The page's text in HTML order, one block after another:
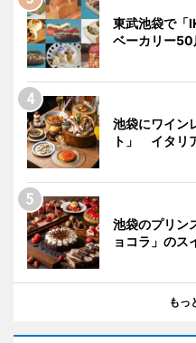
東武池袋で「
ベーカリー
池袋にワイン
ト」 イタリ
池袋のプリン
ョコラ」のス
もっ